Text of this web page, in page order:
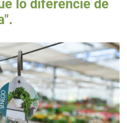
lo diferencie de